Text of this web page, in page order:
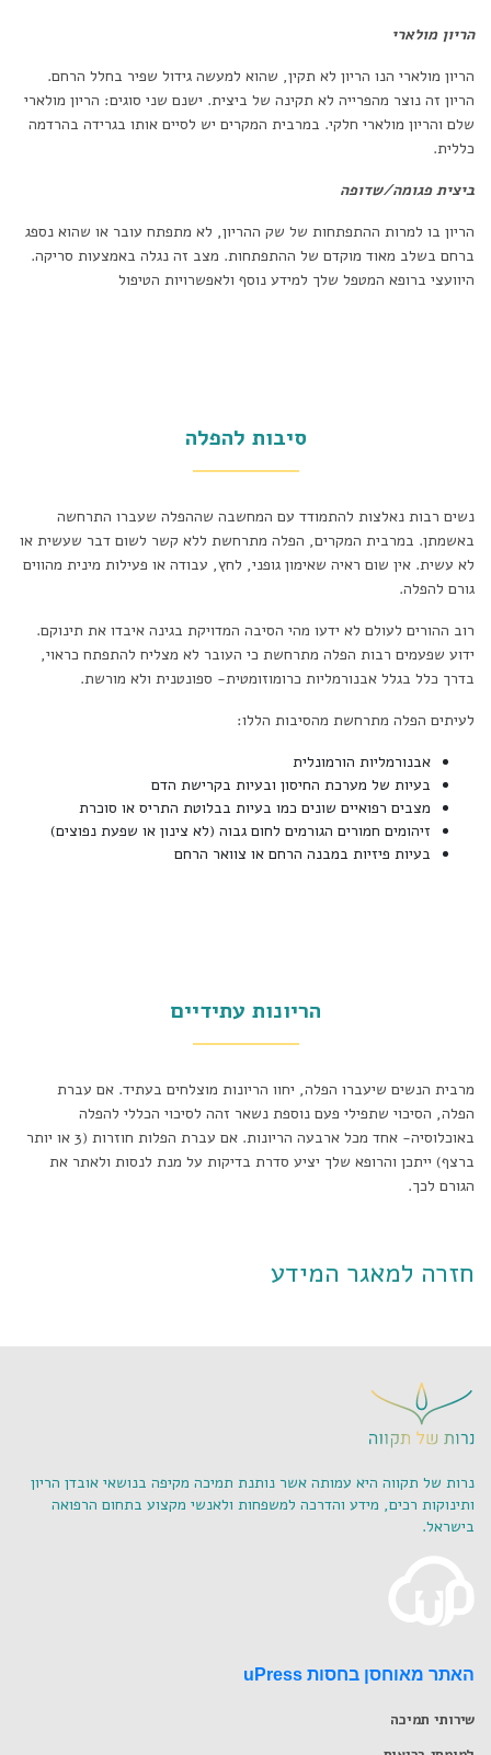
הריון מולארי
הריון מולארי הנו הריון לא תקין, שהוא למעשה גידול שפיר בחלל הרחם.
הריון זה נוצר מהפרייה לא תקינה של ביצית. ישנם שני סוגים: הריון מולארי
שלם והריון מולארי חלקי. במרבית המקרים יש לסיים אותו בגרידה בהרדמה
כללית.
ביצית פגומה/שדופה
הריון בו למרות ההתפתחות של שק ההריון, לא מתפתח עובר או שהוא נספג
ברחם בשלב מאוד מוקדם של ההתפתחות. מצב זה נגלה באמצעות סריקה.
היוועצי ברופא המטפל שלך למידע נוסף ולאפשרויות הטיפול
סיבות להפלה
נשים רבות נאלצות להתמודד עם המחשבה שההפלה שעברו התרחשה
באשמתן. במרבית המקרים, הפלה מתרחשת ללא קשר לשום דבר שעשית או
לא עשית. אין שום ראיה שאימון גופני, לחץ, עבודה או פעילות מינית מהווים
גורם להפלה.
רוב ההורים לעולם לא ידעו מהי הסיבה המדויקת בגינה איבדו את תינוקם.
ידוע שפעמים רבות הפלה מתרחשת כי העובר לא מצליח להתפתח כראוי,
בדרך כלל בגלל אבנורמליות כרומוזומטית- ספונטנית ולא מורשת.
לעיתים הפלה מתרחשת מהסיבות הללו:
אבנורמליות הורמונלית
בעיות של מערכת החיסון ובעיות בקרישת הדם
מצבים רפואיים שונים כמו בעיות בבלוטת התריס או סוכרת
זיהומים חמורים הגורמים לחום גבוה (לא צינון או שפעת נפוצים)
בעיות פיזיות במבנה הרחם או צוואר הרחם
הריונות עתידיים
מרבית הנשים שיעברו הפלה, יחוו הריונות מוצלחים בעתיד. אם עברת
הפלה, הסיכוי שתפילי פעם נוספת נשאר זהה לסיכוי הכללי להפלה
באוכלוסיה- אחד מכל ארבעה הריונות. אם עברת הפלות חוזרות (3 או יותר
ברצף) ייתכן והרופא שלך יציע סדרת בדיקות על מנת לנסות ולאתר את
הגורם לכך.
חזרה למאגר המידע
נרות של תקווה היא עמותה אשר נותנת תמיכה מקיפה בנושאי אובדן הריון
ותינוקות רכים, מידע והדרכה למשפחות ולאנשי מקצוע בתחום הרפואה
בישראל.
האתר מאוחסן בחסות uPress
שירותי תמיכה